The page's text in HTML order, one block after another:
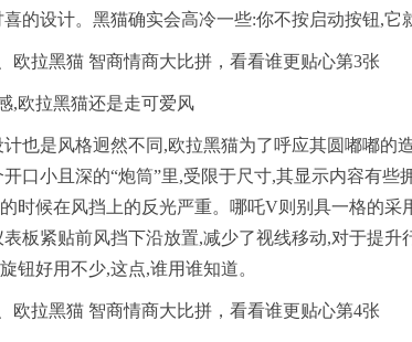
的设计。黑猫确实会高冷一些:你不按启动按钮,它
,欧拉黑猫还是走可爱风
也是风格迥然不同,欧拉黑猫为了呼应其圆嘟嘟的
口小且深的“炮筒”里,受限于尺寸,其显示内容有些
时候在风挡上的反光严重。哪吒V则别具一格的采
表板紧贴前风挡下沿放置,减少了视线移动,对于提
钮好用不少,这点,谁用谁知道。